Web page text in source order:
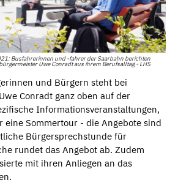
Busfahrerinnen und -fahrer der Saarbahn berichten
Uwe Conradt aus ihrem Berufsalltag - LHS
und Bürgern steht bei
Conradt ganz oben auf der
Informationsveranstaltungen,
eine Sommertour - die Angebote sind
Bürgersprechstunde für
rundet das Angebot ab. Zudem
mit ihren Anliegen an das